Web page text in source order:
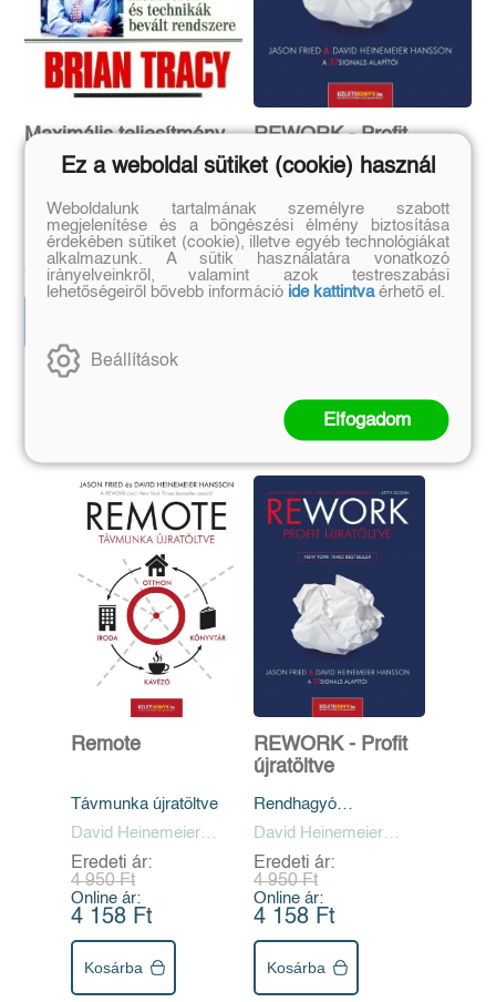
Maximális teljesítmény
siker érdekében - Módszerek
és technikák bevált módszere
Brian Tracy
Eredeti ár:
4 790 Ft
Online ár:
4 024 Ft
REWORK - Profit
újratöltve
rendhagyó profit
David Heinemeier Hansson,
Jason Fried
Eredeti ár:
4 950 Ft
Online ár:
4 158 Ft
Szerző további művei
Remote
Távmunka újratöltve
David Heinemeier
Hansson, Jason Fried
Eredeti ár:
4 950 Ft
Online ár:
4 158 Ft
Kosárba
REWORK - Profit
újratöltve
Rendhagyó
gondolkodás,
David Heinemeier
Hansson, Jason Fried
Eredeti ár:
4 950 Ft
Online ár:
4 158 Ft
Kosárba
Ez a weboldal sütiket (cookie) használ
Weboldalunk tartalmának személyre szabott
megjelenítése és a böngészési élmény biztosítása
érdekében sütiket (cookie), illetve egyéb technológiákat
alkalmazunk. A sütik használatára vonatkozó
irányelveinkről, valamint azok testreszabási
lehetőségeiről bővebb információ ide kattintvaérhető el.
Beállítások
Elfogadom